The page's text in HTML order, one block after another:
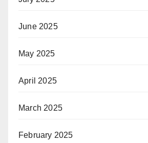
June 2025
May 2025
April 2025
March 2025
February 2025